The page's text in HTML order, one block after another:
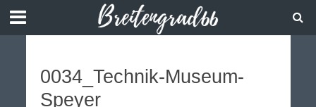
0034_Technik-Museum-
Speyer